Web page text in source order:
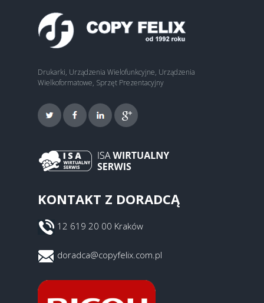
Drukarki, Urządzenia Wielofunkcyjne, Urządzenia
Wielkoformatowe, Sprzęt Prezentacyjny
KONTAKT Z DORADCĄ
12 619 20 00 Kraków
doradca@copyfelix.com.pl